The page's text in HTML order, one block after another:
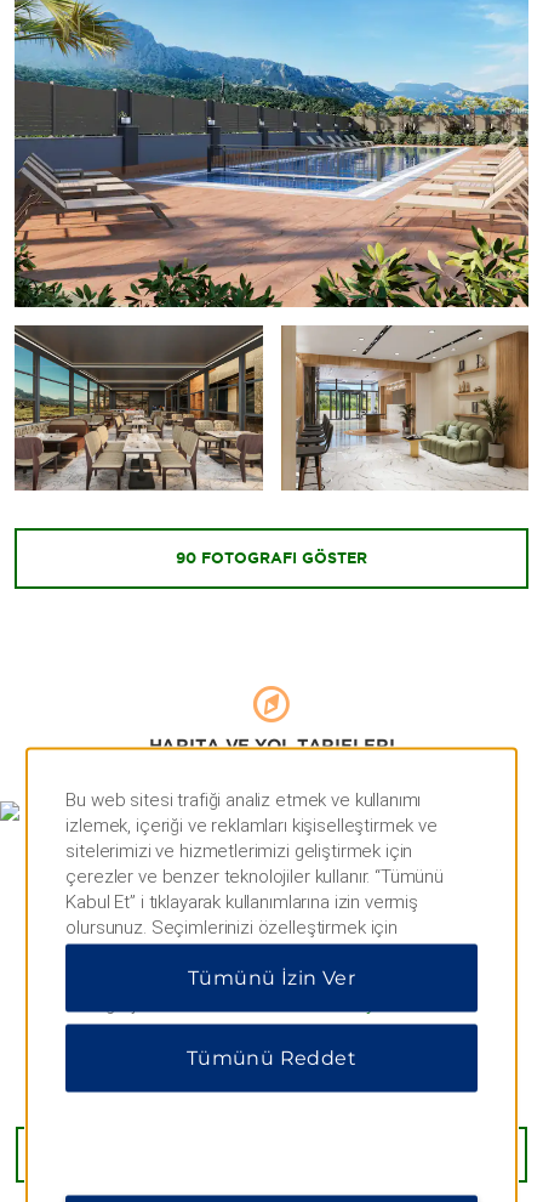
Antalya Devlet Opera ve Balesi
Antalya Oyuncak Müzesi
Haşim İşcan Kültür Merkezi
İlginizi Çekebilecek Yerler
Antik Roma Hamamı
Aspendos Tiyatrosu
Hadrian Kapısı
Kaleiçi
Olympos Antik Kenti
Perge Antik Kenti
Perge Tiyatrosu
Phaselis Antik Kenti
Termessos Antik Kenti
Yivli Minare Camii
Köprülü Kanyon Milli Parkı
Kurşunlu Şelalesi
Lara Plajı
Likya Yolu Yürüyüş Rotası
Mermerli Plajı
Sarısu Plajı ve Piknik Alanı
Alışveriş
Agora Alışveriş Merkezi
Antalya Migros Alışveriş Merkezi
90 FOTOĞRAFI GÖSTER
HARITA VE YOL TARIFLERI
Bu web sitesi trafiği analiz etmek ve kullanımı
izlemek, içeriği ve reklamları kişiselleştirmek ve
sitelerimizi ve hizmetlerimizi geliştirmek için
çerezler ve benzer teknolojiler kullanır. “Tümünü
Kabul Et” i tıklayarak kullanımlarına izin vermiş
olursunuz. Seçimlerinizi özelleştirmek için
“Tercihleri Yönet” veya yalnızca gerekli çerezlere
izin vermek için “Tümünü Reddet” i tıklayabilirsiniz.
Tümünü İzin Ver
Tümünü Reddet